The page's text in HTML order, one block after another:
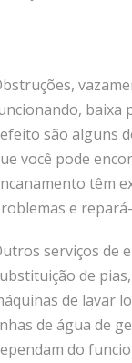
baixa
são alguns
você pode
têm
e
serviços de
de
de lavar
de água de
do